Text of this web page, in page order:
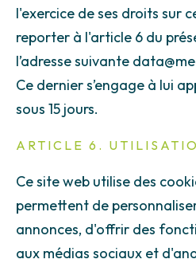
l'exercice de ses droits sur
reporter à l'article 6 du
l’adresse suivante
Ce dernier s’engage à lui
sous 15 jours.
ARTICLE 6.
Ce site web utilise des
permettent de
annonces, d'offrir des
aux médias sociaux et